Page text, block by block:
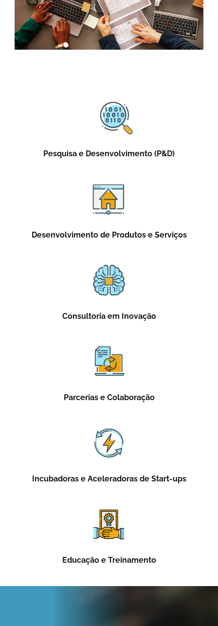
Pesquisa e Desenvolvimento (P&D)
Desenvolvimento de Produtos e Serviços
Consultoria em Inovação
Parcerias e Colaboração
Incubadoras e Aceleradoras de Start-ups
Educação e Treinamento